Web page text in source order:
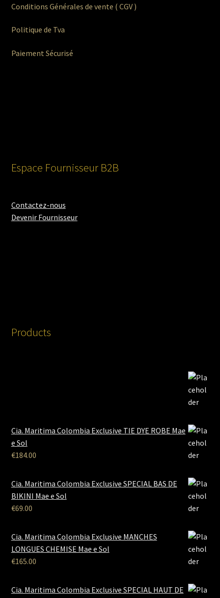
Conditions Générales de vente ( CGV )
Politique de Tva
Paiement Sécurisé
Espace Fournisseur B2B
Contactez-nous
Devenir Fournisseur
Products
Cia. Maritima Colombia Exclusive TIE DYE ROBE Mae
e Sol
€184.00
Cia. Maritima Colombia Exclusive SPECIAL BAS DE
BIKINI Mae e Sol
€69.00
Cia. Maritima Colombia Exclusive MANCHES
LONGUES CHEMISE Mae e Sol
€165.00
Cia. Maritima Colombia Exclusive SPECIAL HAUT DE